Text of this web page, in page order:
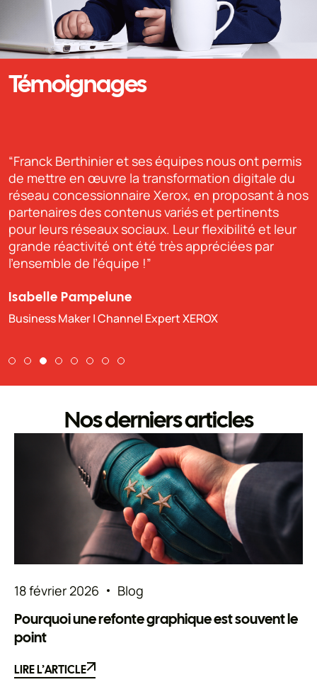
Témoignages
“Franck est un expert parmi les experts ! Ses
community managers sont de véritables talents,
capables de créer des contenus qui engagent et
fédèrent. Merci Franck !”
Denis Capitan
Gérant chez CAP-D
Nos derniers articles
18 février 2026 Blog
Pourquoi une refonte graphique est souvent le
point
LIRE L’ARTICLE